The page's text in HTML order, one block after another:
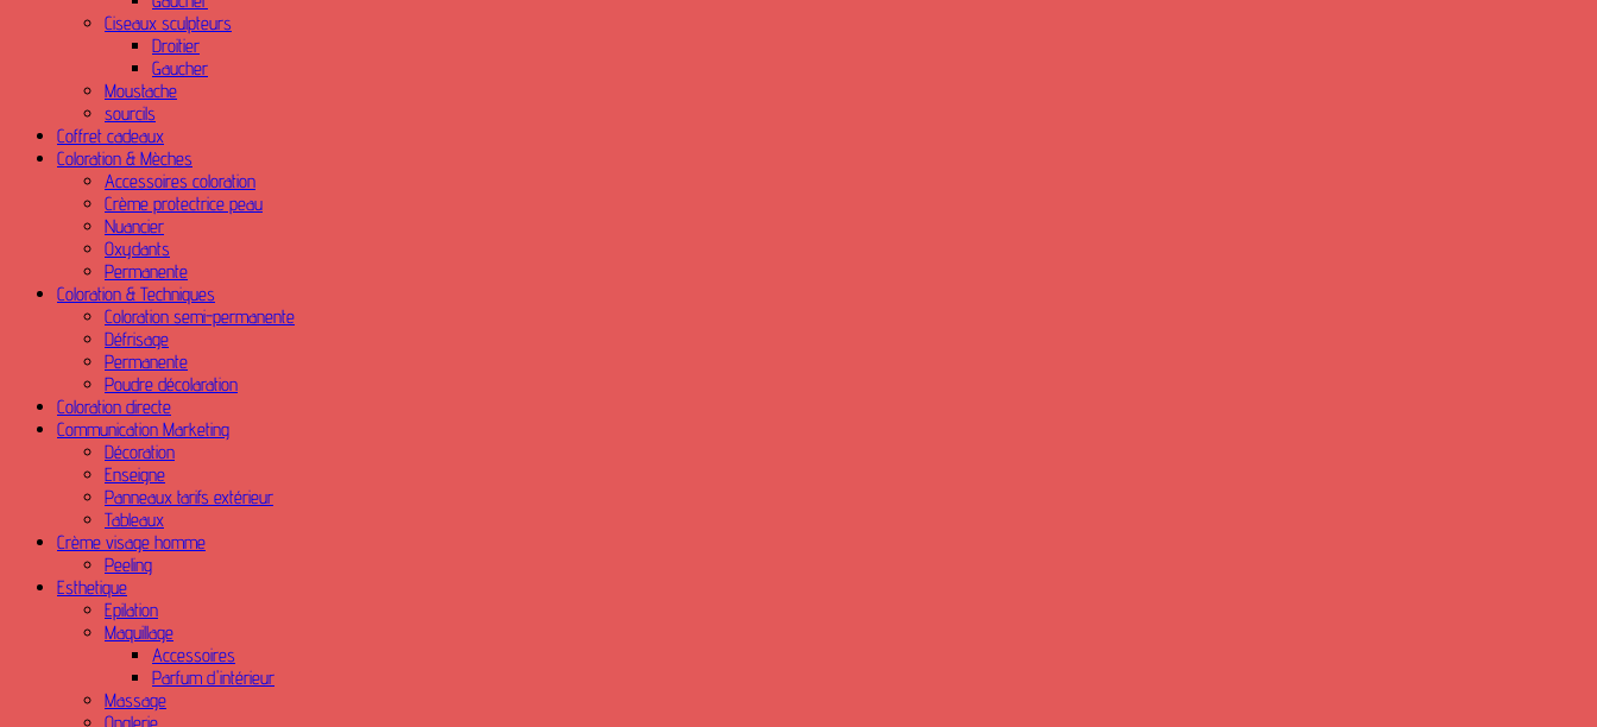
Ciseaux sculpteurs
Droitier
Gaucher
Moustache
sourcils
Coffret cadeaux
Coloration & Mèches
Accessoires coloration
Crème protectrice peau
Nuancier
Oxydants
Permanente
Coloration & Techniques
Coloration semi-permanente
Défrisage
Permanente
Poudre décolaration
Coloration directe
Communication Marketing
Décoration
Enseigne
Panneaux tarifs extérieur
Tableaux
Crème visage homme
Peeling
Esthetique
Epilation
Maquillage
Accessoires
Parfum d'intérieur
Massage